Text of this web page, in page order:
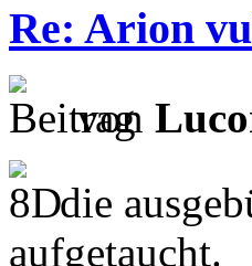
Re: Arion
von
die
aufgetaucht.